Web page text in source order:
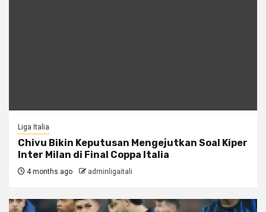
Liga Italia
Chivu Bikin Keputusan Mengejutkan Soal Kiper
Inter Milan di Final Coppa Italia
4 months ago adminligaitali